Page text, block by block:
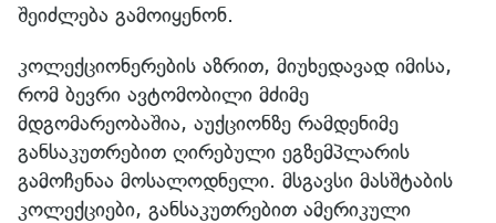
შეიძლება გამოიყენონ.
კოლექციონერების აზრით, მიუხედავად იმისა,
რომ ბევრი ავტომობილი მძიმე
მდგომარეობაშია, აუქციონზე რამდენიმე
განსაკუთრებით ღირებული ეგზემპლარის
გამოჩენაა მოსალოდნელი. მსგავსი მასშტაბის
კოლექციები, განსაკუთრებით ამერიკული